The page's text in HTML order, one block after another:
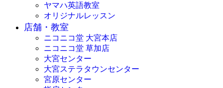
ヤマハ英語教室
オリジナルレッスン
店舗・教室
ニコニコ堂 大宮本店
ニコニコ堂 草加店
大宮センター
大宮ステラタウンセンター
宮原センター